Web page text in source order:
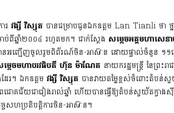
រ វង្សី វិស្សុត បានជម្រាបជូនឯកឧត្តម Lan Tianli ថា ថ្
ប់ពីឆ្នាំ២០០៤ រហូតមក។ ជាក់ស្តែង សម្តេចអគ្គមហាសេ
ជា បានអញ្ជើញចូលរួមពិព័រណ៍ចិន-អាស៊ាន ដោយផ្ទាល់ចំនួ
តេចមហាបរវធិបតី ហ៊ុន ម៉ាណែត នាយករដ្ឋមន្រ្តី នៃព្រះ
រ។ ឯកឧត្តម វង្សី វិស្សុត បានវាយតម្លៃខ្ពស់ចំពោះតំបន់ស្
ជ័យជារៀងរាល់ឆ្នាំ ហើយបានធ្វើឱ្យតំបន់ស្វយ័តក្វាង
សហប្រតិបត្តិការចិន-អាស៊ាន។